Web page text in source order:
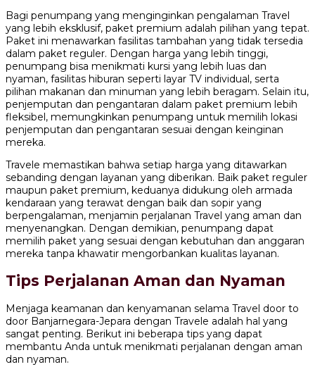
Bagi penumpang yang menginginkan pengalaman Travel
yang lebih eksklusif, paket premium adalah pilihan yang tepat.
Paket ini menawarkan fasilitas tambahan yang tidak tersedia
dalam paket reguler. Dengan harga yang lebih tinggi,
penumpang bisa menikmati kursi yang lebih luas dan
nyaman, fasilitas hiburan seperti layar TV individual, serta
pilihan makanan dan minuman yang lebih beragam. Selain itu,
penjemputan dan pengantaran dalam paket premium lebih
fleksibel, memungkinkan penumpang untuk memilih lokasi
penjemputan dan pengantaran sesuai dengan keinginan
mereka.
Travele memastikan bahwa setiap harga yang ditawarkan
sebanding dengan layanan yang diberikan. Baik paket reguler
maupun paket premium, keduanya didukung oleh armada
kendaraan yang terawat dengan baik dan sopir yang
berpengalaman, menjamin perjalanan Travel yang aman dan
menyenangkan. Dengan demikian, penumpang dapat
memilih paket yang sesuai dengan kebutuhan dan anggaran
mereka tanpa khawatir mengorbankan kualitas layanan.
Tips Perjalanan Aman dan Nyaman
Menjaga keamanan dan kenyamanan selama Travel door to
door Banjarnegara-Jepara dengan Travele adalah hal yang
sangat penting. Berikut ini beberapa tips yang dapat
membantu Anda untuk menikmati perjalanan dengan aman
dan nyaman.